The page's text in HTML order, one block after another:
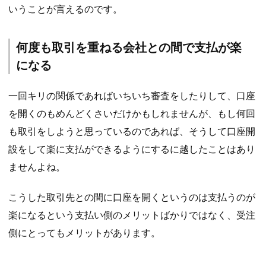
いうことが言えるのです。
何度も取引を重ねる会社との間で支払が楽
になる
一回キリの関係であればいちいち審査をしたりして、口座
を開くのもめんどくさいだけかもしれませんが、もし何回
も取引をしようと思っているのであれば、そうして口座開
設をして楽に支払ができるようにするに越したことはあり
ませんよね。
こうした取引先との間に口座を開くというのは支払うのが
楽になるという支払い側のメリットばかりではなく、受注
側にとってもメリットがあります。